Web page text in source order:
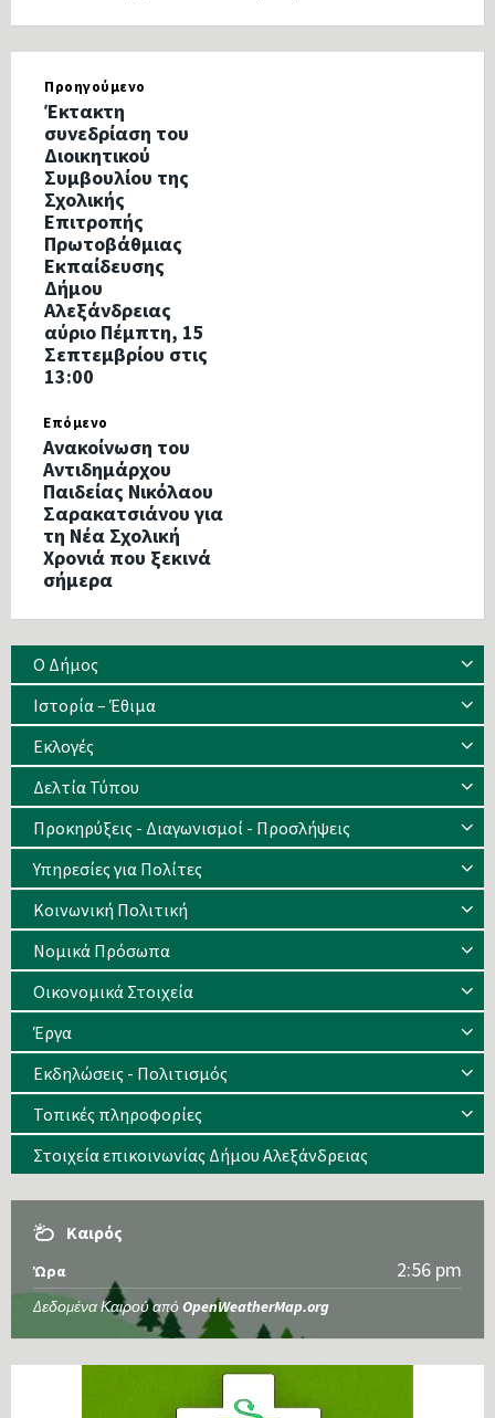
Προηγούμενο
Έκτακτη
συνεδρίαση του
Διοικητικού
Συμβουλίου της
Σχολικής
Επιτροπής
Πρωτοβάθμιας
Εκπαίδευσης
Δήμου
Αλεξάνδρειας
αύριο Πέμπτη, 15
Σεπτεμβρίου στις
13:00
Επόμενο
Ανακοίνωση του
Αντιδημάρχου
Παιδείας Νικόλαου
Σαρακατσιάνου για
τη Νέα Σχολική
Χρονιά που ξεκινά
σήμερα
Ο Δήμος
Ιστορία – Έθιμα
Eκλογές
Δελτία Τύπου
Προκηρύξεις - Διαγωνισμοί - Προσλήψεις
Υπηρεσίες για Πολίτες
Κοινωνική Πολιτική
Νομικά Πρόσωπα
Οικονομικά Στοιχεία
Έργα
Εκδηλώσεις - Πολιτισμός
Τοπικές πληροφορίες
Στοιχεία επικοινωνίας Δήμου Αλεξάνδρειας
Καιρός
Ώρα 2:56 pm
Δεδομένα Καιρού από OpenWeatherMap.org